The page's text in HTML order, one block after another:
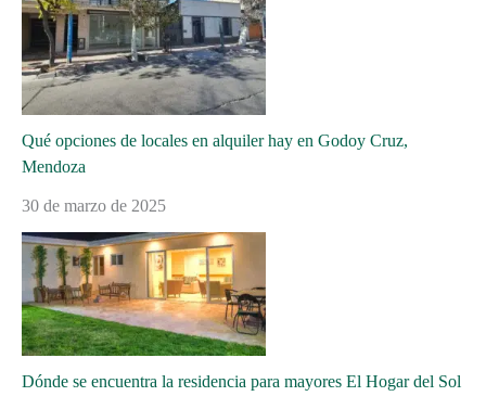
Qué opciones de locales en alquiler hay en Godoy Cruz,
Mendoza
30 de marzo de 2025
Dónde se encuentra la residencia para mayores El Hogar del Sol